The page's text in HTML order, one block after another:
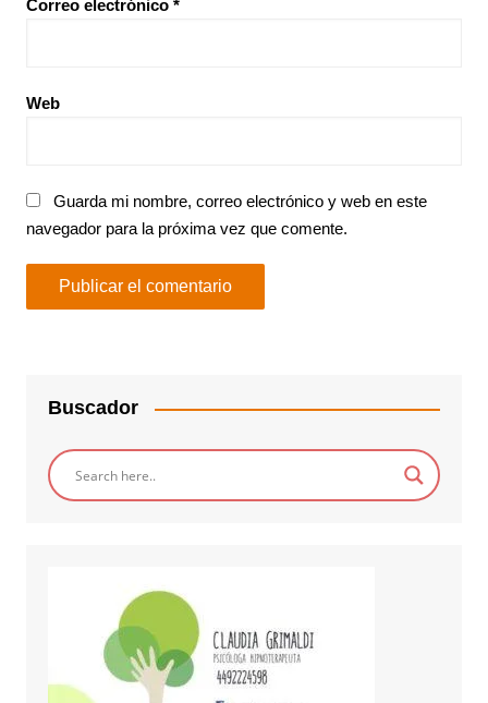
Correo electrónico *
Web
Guarda mi nombre, correo electrónico y web en este
navegador para la próxima vez que comente.
Buscador